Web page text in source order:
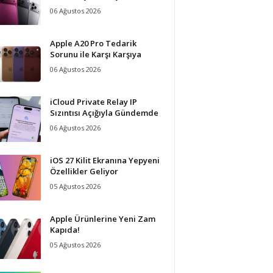
06 Ağustos 2026
Apple A20 Pro Tedarik
Sorunu ile Karşı Karşıya
06 Ağustos 2026
iCloud Private Relay IP
Sızıntısı Açığıyla Gündemde
06 Ağustos 2026
iOS 27 Kilit Ekranına Yepyeni
Özellikler Geliyor
05 Ağustos 2026
Apple Ürünlerine Yeni Zam
Kapıda!
05 Ağustos 2026